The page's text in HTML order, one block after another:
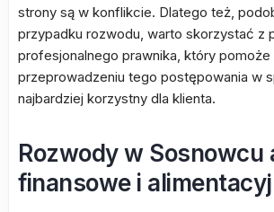
strony są w konflikcie. Dlatego też,
przypadku rozwodu, warto skorzystać z
profesjonalnego prawnika, który pomoże
przeprowadzeniu tego postępowania w
najbardziej korzystny dla klienta.
Rozwody w Sosnowcu
finansowe i